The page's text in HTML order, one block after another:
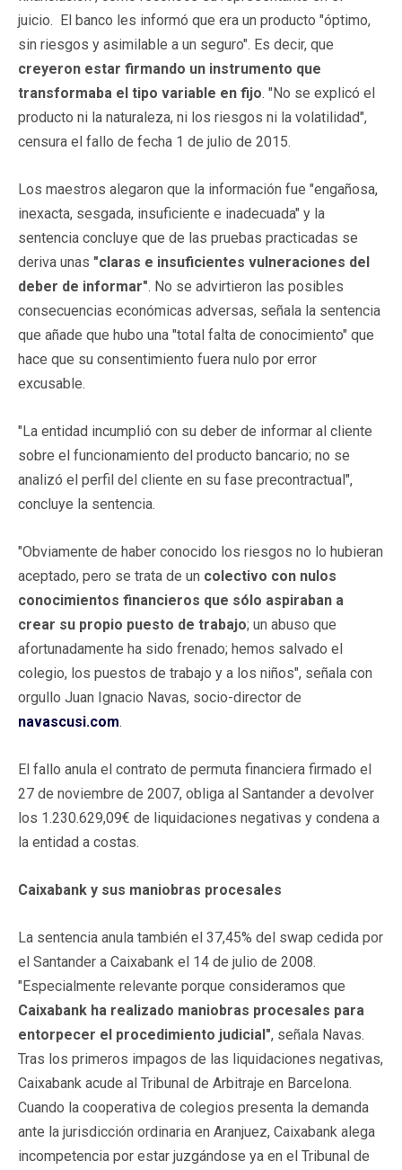
juicio. El banco les informó que era un producto "óptimo,
sin riesgos y asimilable a un seguro". Es decir, que
creyeron estar firmando un instrumento que
transformaba el tipo variable en fijo. "No se explicó el
producto ni la naturaleza, ni los riesgos ni la volatilidad",
censura el fallo de fecha 1 de julio de 2015.
Los maestros alegaron que la información fue "engañosa,
inexacta, sesgada, insuficiente e inadecuada" y la
sentencia concluye que de las pruebas practicadas se
deriva unas "claras e insuficientes vulneraciones del
deber de informar". No se advirtieron las posibles
consecuencias económicas adversas, señala la sentencia
que añade que hubo una "total falta de conocimiento" que
hace que su consentimiento fuera nulo por error
excusable.
"La entidad incumplió con su deber de informar al cliente
sobre el funcionamiento del producto bancario; no se
analizó el perfil del cliente en su fase precontractual",
concluye la sentencia.
"Obviamente de haber conocido los riesgos no lo hubieran
aceptado, pero se trata de un colectivo con nulos
conocimientos financieros que sólo aspiraban a
crear su propio puesto de trabajo; un abuso que
afortunadamente ha sido frenado; hemos salvado el
colegio, los puestos de trabajo y a los niños", señala con
orgullo Juan Ignacio Navas, socio-director de
navascusi.com.
El fallo anula el contrato de permuta financiera firmado el
27 de noviembre de 2007, obliga al Santander a devolver
los 1.230.629,09€ de liquidaciones negativas y condena a
la entidad a costas.
Caixabank y sus maniobras procesales
La sentencia anula también el 37,45% del swap cedida por
el Santander a Caixabank el 14 de julio de 2008.
"Especialmente relevante porque consideramos que
Caixabank ha realizado maniobras procesales para
entorpecer el procedimiento judicial", señala Navas.
Tras los primeros impagos de las liquidaciones negativas,
Caixabank acude al Tribunal de Arbitraje en Barcelona.
Cuando la cooperativa de colegios presenta la demanda
ante la jurisdicción ordinaria en Aranjuez, Caixabank alega
incompetencia por estar juzgándose ya en el Tribunal de